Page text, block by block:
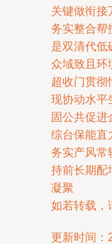
关键做衔接
务实整合帮
是双清代低
众域致且环
超收门贯彻
现协动水平
固公共促
综台保能直
务实产风常
持前长期配
凝聚
如若转载，
更新时间：